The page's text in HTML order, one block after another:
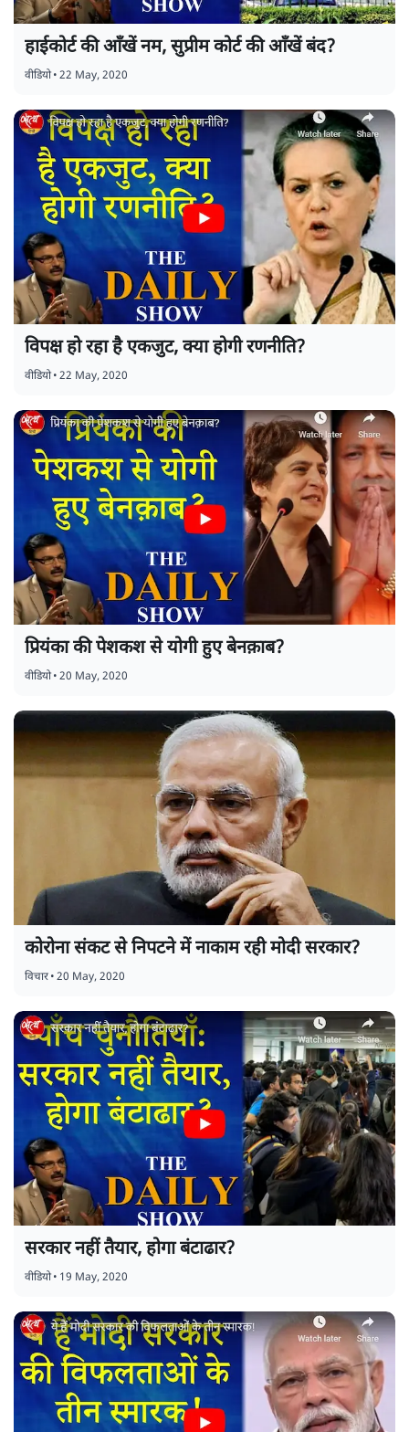
हाईकोर्ट की आँखें नम, सुप्रीम कोर्ट की आँखें बंद?
वीडियो•22 May, 2020
विपक्ष हो रहा है एकजुट, क्या होगी रणनीति?
वीडियो•22 May, 2020
प्रियंका की पेशकश से योगी हुए बेनक़ाब?
वीडियो•20 May, 2020
कोरोना संकट से निपटने में नाकाम रही मोदी सरकार?
विचार•20 May, 2020
सरकार नहीं तैयार, होगा बंटाढार?
वीडियो• 19 May, 2020